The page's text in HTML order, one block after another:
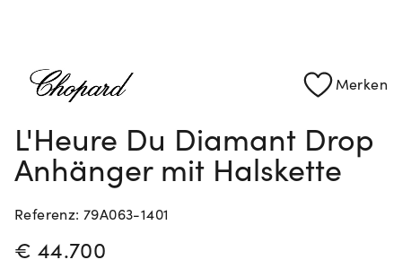
Merken
L'Heure Du Diamant Drop
Anhänger mit Halskette
Referenz: 79A063-1401
PREISINFORMATIONEN
€ 44.700